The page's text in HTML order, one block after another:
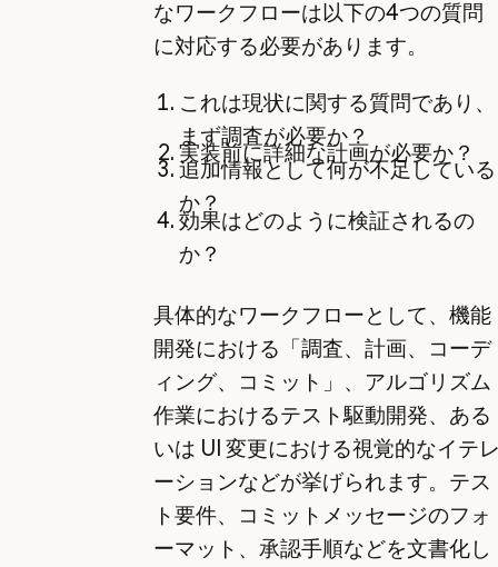
なワークフローは以下の4つの質問
に対応する必要があります。
これは現状に関する質問であり、
まず調査が必要か？
実装前に詳細な計画が必要か？
追加情報として何が不足している
か？
効果はどのように検証されるの
か？
具体的なワークフローとして、機能
開発における「調査、計画、コーデ
ィング、コミット」、アルゴリズム
作業におけるテスト駆動開発、ある
いは UI 変更における視覚的なイテ
ーションなどが挙げられます。テス
ト要件、コミットメッセージのフォ
ーマット、承認手順などを文書化し